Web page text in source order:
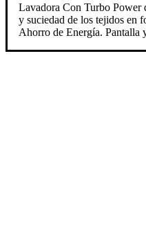
Lavadora Con Turbo Power
y suciedad de los tejidos en
Ahorro de Energía.